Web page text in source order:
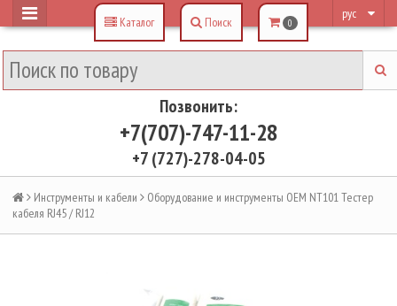
рус
Позвонить:
+7(707)-747-11-28
+7 (727)-278-04-05
Каталог Поиск 0
Инструменты и кабели
Оборудование и инструменты OEM NT101 Тестер
кабеля RJ45 / RJ12